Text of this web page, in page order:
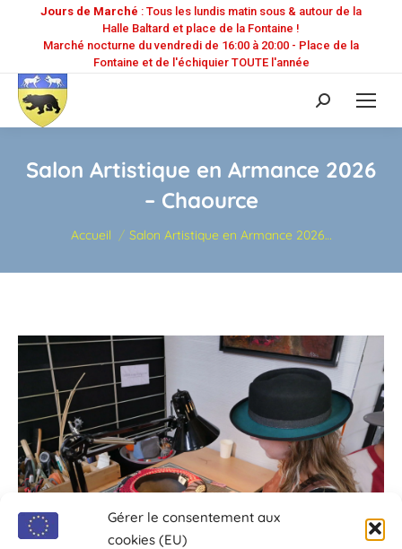
Gérer le consentement aux
cookies (EU)
Jours de Marché : Tous les lundis matin sous & autour de la
Halle Baltard et place de la Fontaine !
Marché nocturne du vendredi de 16:00 à 20:00 - Place de la
Fontaine et de l'échiquier TOUTE l'année
Recherche
:
Salon Artistique en Armance 2026
– Chaource
Vous êtes ici :
Accueil Salon Artistique en Armance 2026…